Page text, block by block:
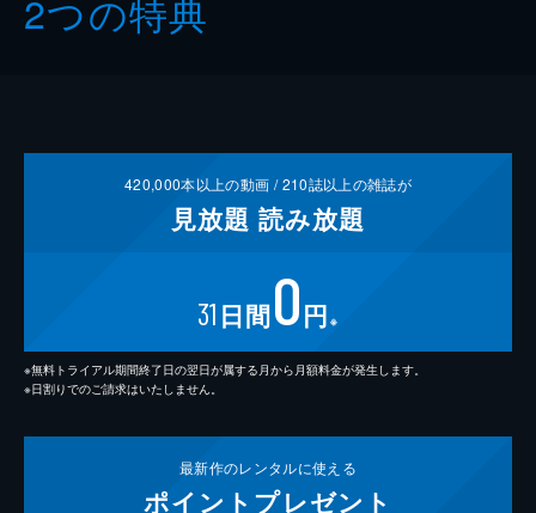
2つの特典
420,000本以上の動画 /210誌以上の雑誌が
見放題 読み放題
31 日間0円 ※
※無料トライアル期間終了日の翌日が属する月から月額料金が発生します。
※日割りでのご請求はいたしません。
最新作のレンタルに使える
ポイント プレゼント